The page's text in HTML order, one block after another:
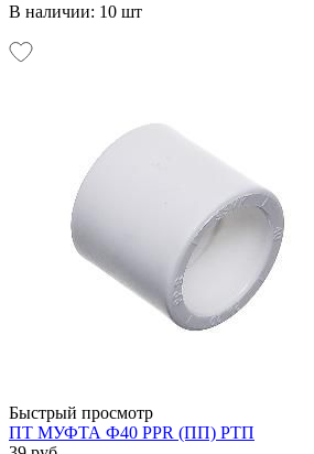
В наличии: 10 шт
Быстрый просмотр
ПТ МУФТА Ф40 PPR (ПП) РТП